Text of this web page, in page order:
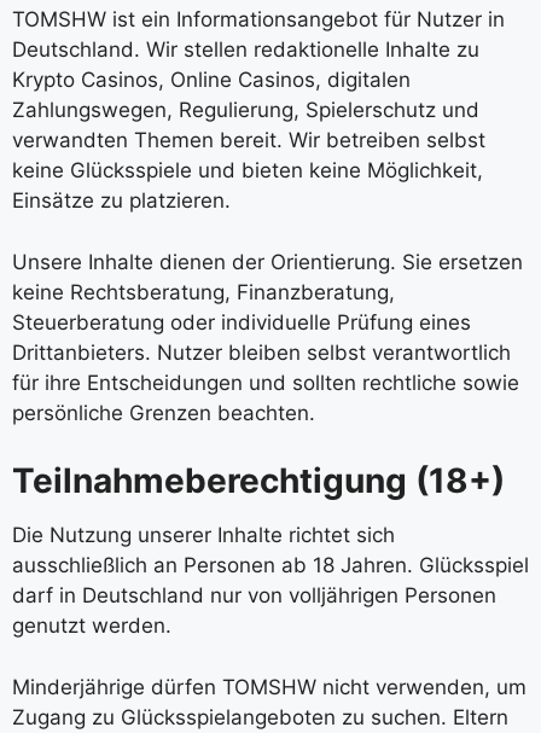
TOMSHW ist ein Informationsangebot für Nutzer in
Deutschland. Wir stellen redaktionelle Inhalte zu
Krypto Casinos, Online Casinos, digitalen
Zahlungswegen, Regulierung, Spielerschutz und
verwandten Themen bereit. Wir betreiben selbst
keine Glücksspiele und bieten keine Möglichkeit,
Einsätze zu platzieren.
Unsere Inhalte dienen der Orientierung. Sie ersetzen
keine Rechtsberatung, Finanzberatung,
Steuerberatung oder individuelle Prüfung eines
Drittanbieters. Nutzer bleiben selbst verantwortlich
für ihre Entscheidungen und sollten rechtliche sowie
persönliche Grenzen beachten.
Teilnahmeberechtigung (18+)
Die Nutzung unserer Inhalte richtet sich
ausschließlich an Personen ab 18 Jahren. Glücksspiel
darf in Deutschland nur von volljährigen Personen
genutzt werden.
Minderjährige dürfen TOMSHW nicht verwenden, um
Zugang zu Glücksspielangeboten zu suchen. Eltern